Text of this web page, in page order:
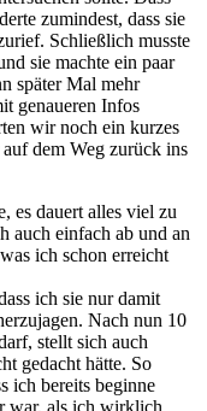
zumindest, dass sie
Schließlich musste
sie machte ein paar
später Mal mehr
genaueren Infos
wir noch ein kurzes
dem Weg zurück ins
es dauert alles viel zu
auch einfach ab und an
ich schon erreicht
ich sie nur damit
Nach nun 10
stellt sich auch
gedacht hätte. So
ich bereits beginne
war, als ich wirklich